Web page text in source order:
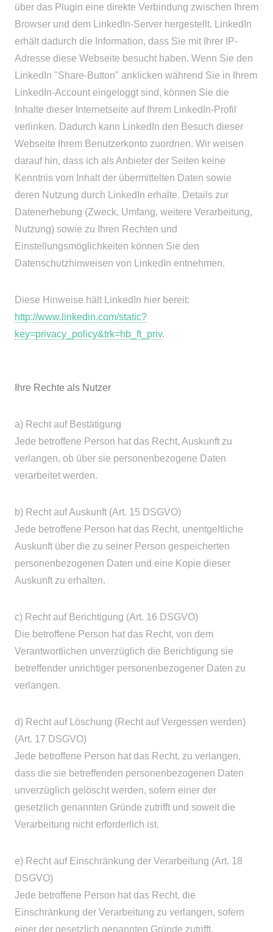
über das Plugin eine direkte Verbindung zwischen Ihrem
Browser und dem LinkedIn-Server hergestellt. LinkedIn
erhält dadurch die Information, dass Sie mit Ihrer IP-
Adresse diese Webseite besucht haben. Wenn Sie den
LinkedIn "Share-Button" anklicken während Sie in Ihrem
LinkedIn-Account eingeloggt sind, können Sie die
Inhalte dieser Internetseite auf Ihrem LinkedIn-Profil
verlinken. Dadurch kann LinkedIn den Besuch dieser
Webseite Ihrem Benutzerkonto zuordnen. Wir weisen
darauf hin, dass ich als Anbieter der Seiten keine
Kenntnis vom Inhalt der übermittelten Daten sowie
deren Nutzung durch LinkedIn erhalte. Details zur
Datenerhebung (Zweck, Umfang, weitere Verarbeitung,
Nutzung) sowie zu Ihren Rechten und
Einstellungsmöglichkeiten können Sie den
Datenschutzhinweisen von LinkedIn entnehmen.
Diese Hinweise hält LinkedIn hier bereit:
http://www.linkedin.com/static?
key=privacy_policy&trk=hb_ft_priv.
Ihre Rechte als Nutzer
a) Recht auf Bestätigung
Jede betroffene Person hat das Recht, Auskunft zu
verlangen, ob über sie personenbezogene Daten
verarbeitet werden.
b) Recht auf Auskunft (Art. 15 DSGVO)
Jede betroffene Person hat das Recht, unentgeltliche
Auskunft über die zu seiner Person gespeicherten
personenbezogenen Daten und eine Kopie dieser
Auskunft zu erhalten.
c) Recht auf Berichtigung (Art. 16 DSGVO)
Die betroffene Person hat das Recht, von dem
Verantwortlichen unverzüglich die Berichtigung sie
betreffender unrichtiger personenbezogener Daten zu
verlangen.
d) Recht auf Löschung (Recht auf Vergessen werden)
(Art. 17 DSGVO)
Jede betroffene Person hat das Recht, zu verlangen,
dass die sie betreffenden personenbezogenen Daten
unverzüglich gelöscht werden, sofern einer der
gesetzlich genannten Gründe zutrifft und soweit die
Verarbeitung nicht erforderlich ist.
e) Recht auf Einschränkung der Verarbeitung (Art. 18
DSGVO)
Jede betroffene Person hat das Recht, die
Einschränkung der Verarbeitung zu verlangen, sofern
einer der gesetzlich genannten Gründe zutrifft.